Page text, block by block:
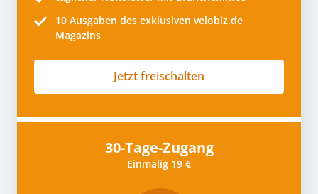
10 Ausgaben des exklusiven velobiz.de
Magazins
Jetzt freischalten
30-Tage-Zugang
Einmalig 19 €